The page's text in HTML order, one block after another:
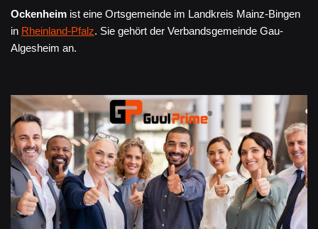
Ockenheim ist eine Ortsgemeinde im Landkreis Mainz-Bingen
in Rheinland-Pfalz. Sie gehört der Verbandsgemeinde Gau-
Algesheim an.